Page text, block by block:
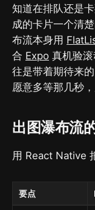
知道在排队还是
成的卡片一个清
布流本身用
合 Expo 真机验
往是带着期待来
愿意多等那几秒
出图瀑布流
用 React Native
要点